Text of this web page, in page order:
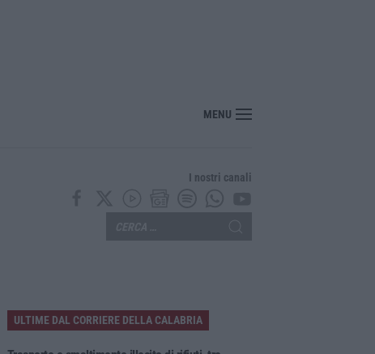
MENU
I nostri canali
ULTIME DAL CORRIERE DELLA CALABRIA